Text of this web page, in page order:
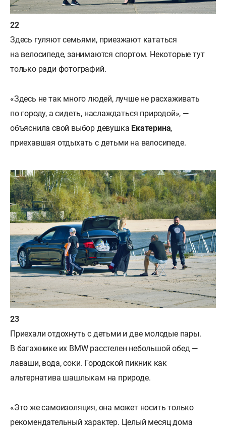
Здесь гуляют семьями, приезжают кататься
на велосипеде, занимаются спортом. Некоторые тут
только ради фотографий.
«Здесь не так много людей, лучше не расхаживать
по городу, а сидеть, наслаждаться природой», —
объяснила свой выбор девушка Екатерина,
приехавшая отдыхать с детьми на велосипеде.
Приехали отдохнуть с детьми и две молодые пары.
В багажнике их BMW расстелен небольшой обед —
лаваши, вода, соки. Городской пикник как
альтернатива шашлыкам на природе.
«Это же самоизоляция, она может носить только
рекомендательный характер. Целый месяц дома